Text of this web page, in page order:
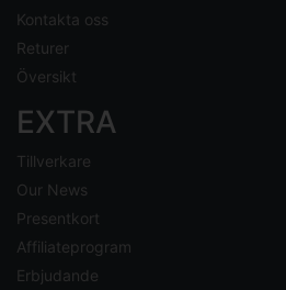
Kontakta oss
Returer
Översikt
EXTRA
Tillverkare
Our News
Presentkort
Affiliateprogram
Erbjudande